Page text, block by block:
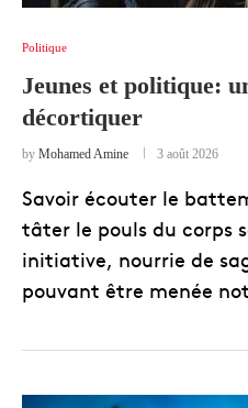
Politique
Jeunes et politique:
décortiquer
by Mohamed Amine 3 août 2026
Savoir écouter le
tâter le pouls du corps
initiative, nourrie de
pouvant être menée